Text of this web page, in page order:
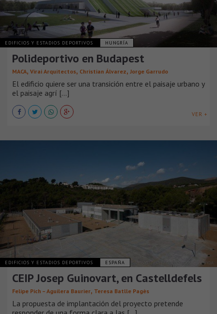
EDIFICIOS Y ESTADIOS DEPORTIVOS HUNGRÍA
Polideportivo en Budapest
MACA, Virai Arquitectos, Christian Álvarez, Jorge Garrudo
El edificio quiere ser una transición entre el paisaje urbano y
el paisaje agrí [...]
VER +
EDIFICIOS Y ESTADIOS DEPORTIVOS ESPAÑA
CEIP Josep Guinovart, en Castelldefels
Felipe Pich – Aguilera Baurier, Teresa Batlle Pagès
La propuesta de implantación del proyecto pretende